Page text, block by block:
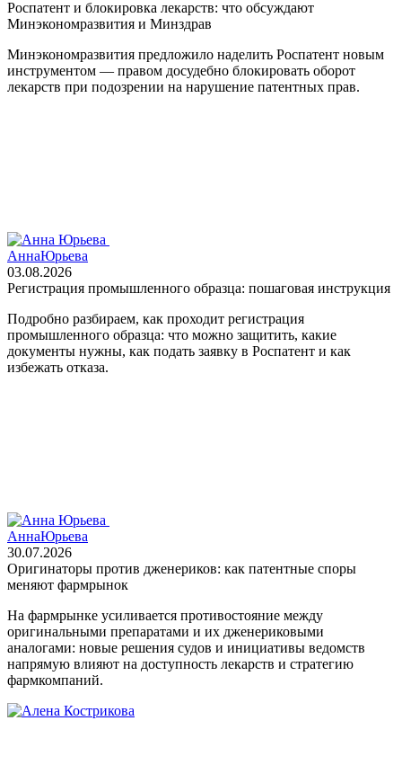
Роспатент и блокировка лекарств: что обсуждают
Минэкономразвития и Минздрав
Минэкономразвития предложило наделить Роспатент новым
инструментом — правом досудебно блокировать оборот
лекарств при подозрении на нарушение патентных прав.
АннаЮрьева
03.08.2026
Регистрация промышленного образца: пошаговая инструкция
Подробно разбираем, как проходит регистрация
промышленного образца: что можно защитить, какие
документы нужны, как подать заявку в Роспатент и как
избежать отказа.
АннаЮрьева
30.07.2026
Оригинаторы против дженериков: как патентные споры
меняют фармрынок
На фармрынке усиливается противостояние между
оригинальными препаратами и их дженериковыми
аналогами: новые решения судов и инициативы ведомств
напрямую влияют на доступность лекарств и стратегию
фармкомпаний.